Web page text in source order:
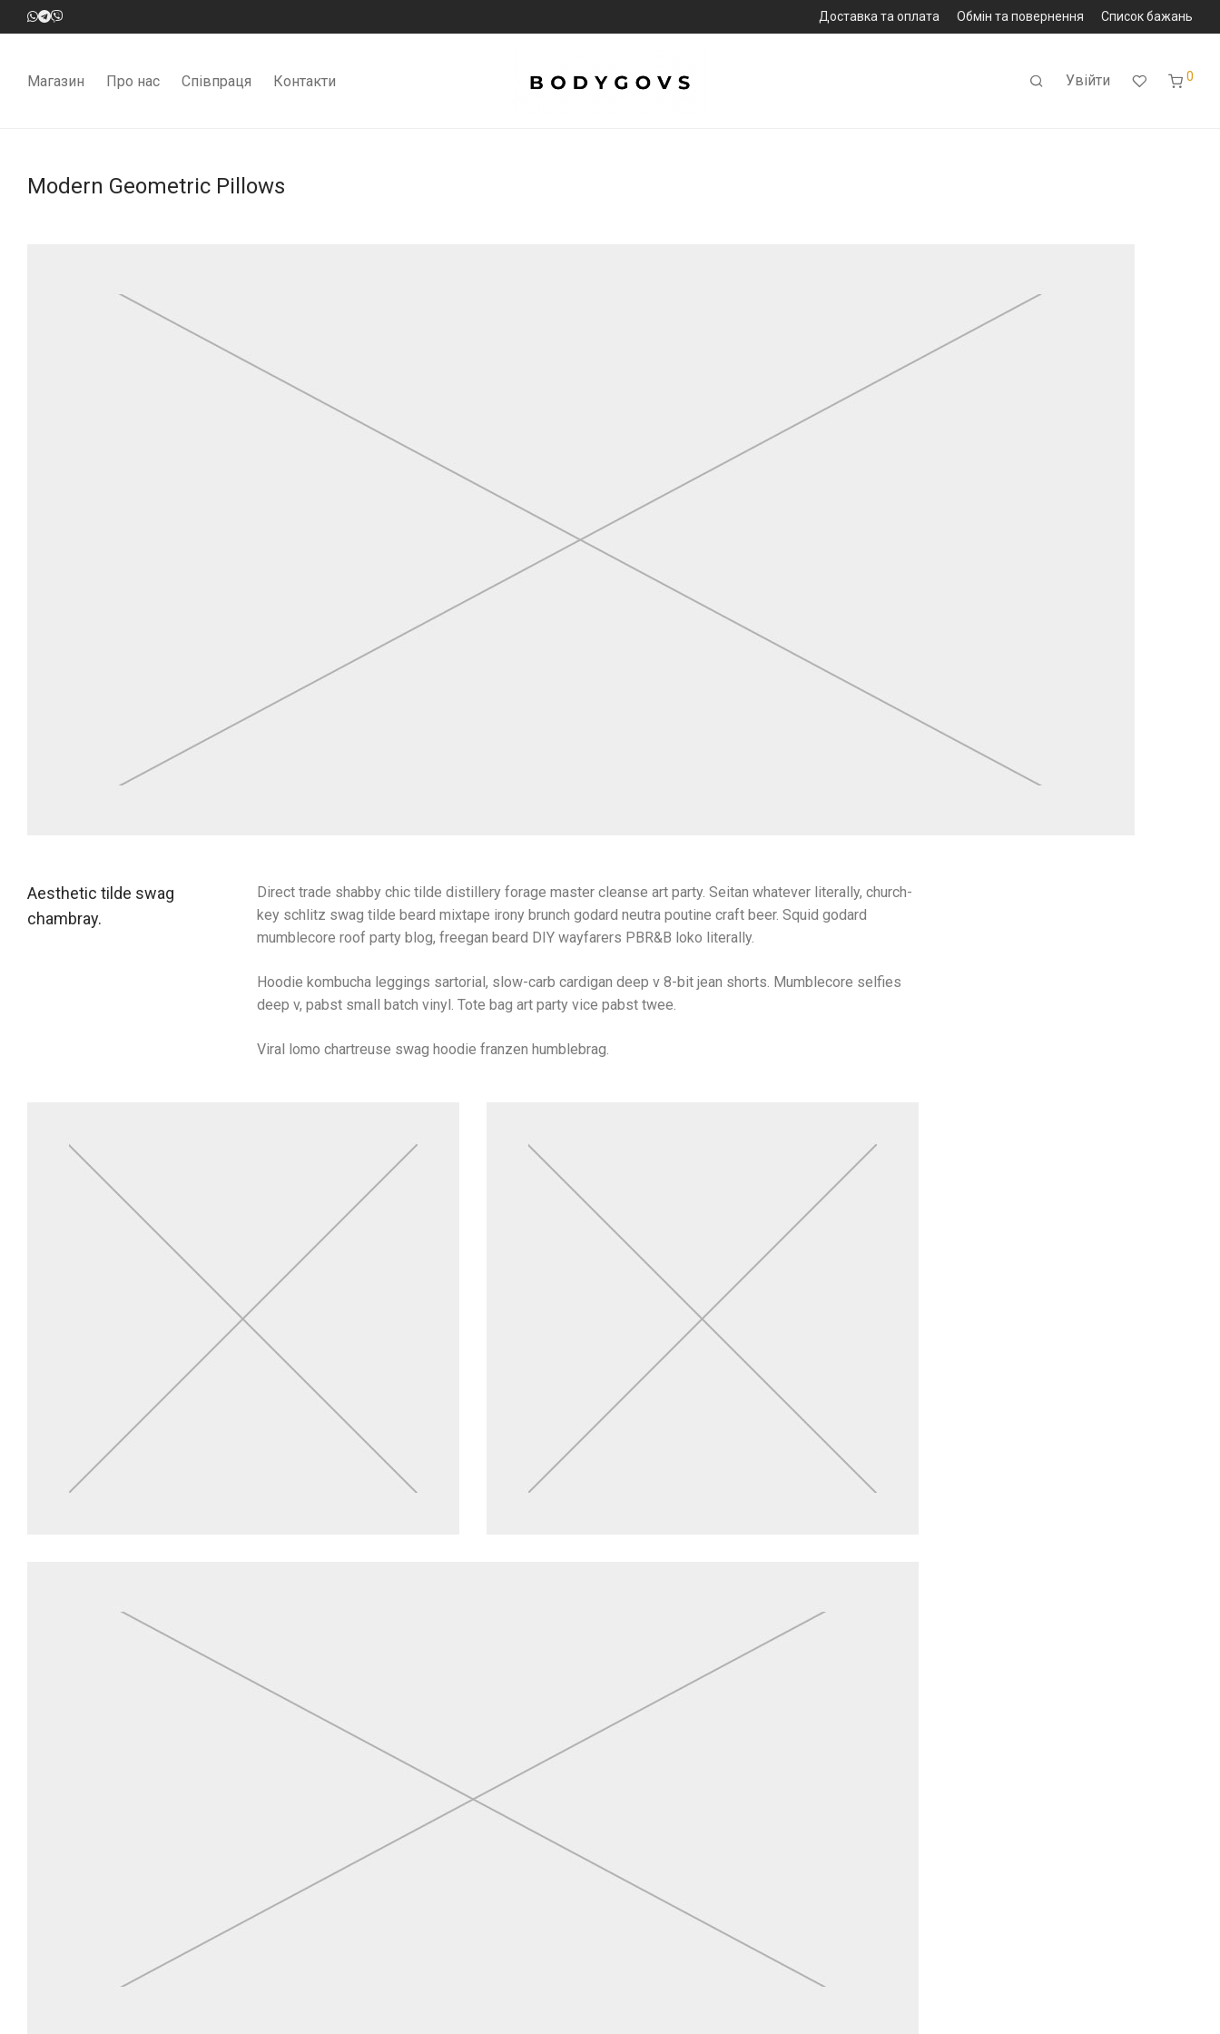
Доставка та оплата Обмін та повернення Список бажань
Магазин Про нас Співпраця Контакти Увійти 0
Modern Geometric Pillows
Aesthetic tilde swag
chambray.
Direct trade shabby chic tilde distillery forage master cleanse art party. Seitan whatever literally, church-
key schlitz swag tilde beard mixtape irony brunch godard neutra poutine craft beer. Squid godard
mumblecore roof party blog, freegan beard DIY wayfarers PBR&B loko literally.
Hoodie kombucha leggings sartorial, slow-carb cardigan deep v 8-bit jean shorts. Mumblecore selfies
deep v, pabst small batch vinyl. Tote bag art party vice pabst twee.
Viral lomo chartreuse swag hoodie franzen humblebrag.